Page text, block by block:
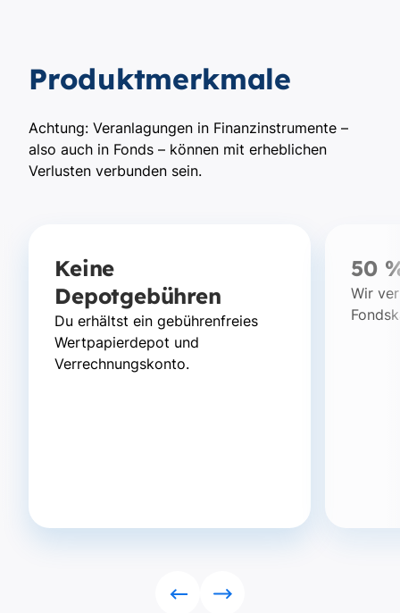
Produktmerkmale
Achtung: Veranlagungen in Finanzinstrumente –
also auch in Fonds – können mit erheblichen
Verlusten verbunden sein.
Keine
Depotgebühren
Du erhältst ein gebührenfreies
Wertpapierdepot und
Verrechnungskonto.
50
Wir
RückwärtsVorwärts